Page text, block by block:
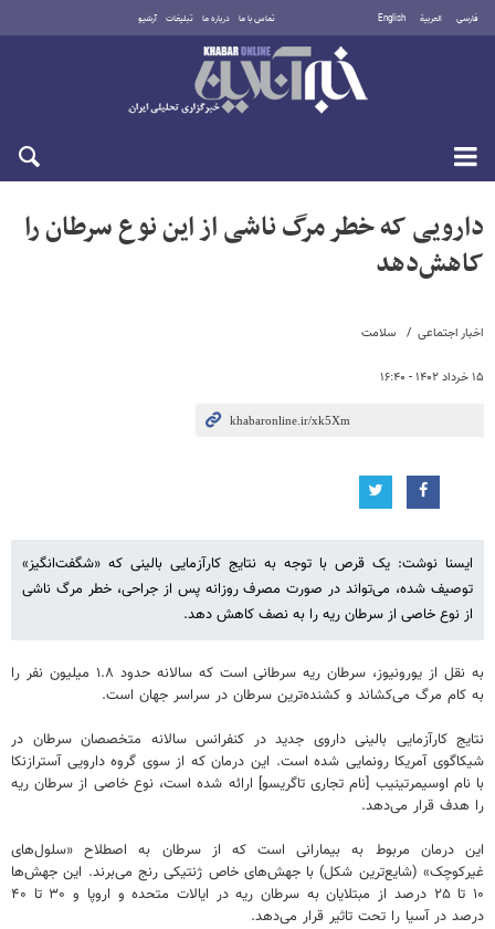
فارسی العربية English تماس با ما درباره ما تبلیغات آرشیو
جمعه ۱۶ مرداد ۱۴۰۵
اخبار اجتماعی سلامت
۱۵ خرداد ۱۴۰۲ - ۱۶:۴۰
دارویی که خطر مرگ ناشی از این نوع سرطان را
کاهش‌دهد
ایسنا نوشت: یک قرص با توجه به نتایج کارآزمایی بالینی که «شگفت‌انگیز»
توصیف شده، می‌تواند در صورت مصرف روزانه پس از جراحی، خطر مرگ ناشی
از نوع خاصی از سرطان ریه را به نصف کاهش دهد.
به نقل از یورونیوز، سرطان ریه سرطانی است که سالانه حدود ۱.۸ میلیون نفر را
به کام مرگ می‌کشاند و کشنده‌ترین سرطان در سراسر جهان است.
نتایج کارآزمایی بالینی داروی جدید در کنفرانس سالانه متخصصان سرطان در
شیکاگوی آمریکا رونمایی شده است. این درمان که از سوی گروه دارویی آسترازنکا
با نام اوسیمرتینیب [نام تجاری تاگریسو] ارائه شده است، نوع خاصی از سرطان ریه
را هدف قرار می‌دهد.
این درمان مربوط به بیمارانی است که از سرطان به اصطلاح «سلول‌های
غیرکوچک» (شایع‌ترین شکل) با جهش‌های خاص ژنتیکی رنج می‌برند. این جهش‌ها
۱۰ تا ۲۵ درصد از مبتلایان به سرطان ریه در ایالات متحده و اروپا و ۳۰ تا ۴۰
درصد در آسیا را تحت تاثیر قرار می‌دهد.